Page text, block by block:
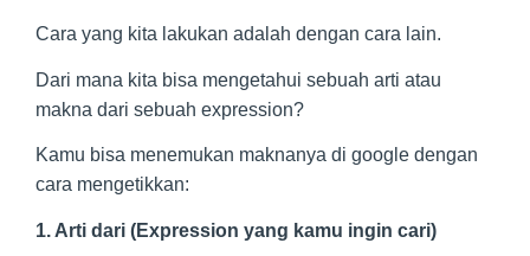
Cara yang kita lakukan adalah dengan cara lain.
Dari mana kita bisa mengetahui sebuah arti atau
makna dari sebuah expression?
Kamu bisa menemukan maknanya di google dengan
cara mengetikkan:
1. Arti dari (Expression yang kamu ingin cari)